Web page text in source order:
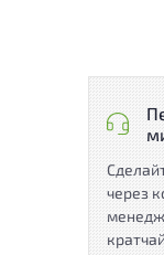
через